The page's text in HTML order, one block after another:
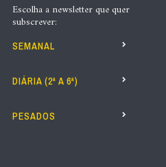
Escolha a newsletter que quer
subscrever:
SEMANAL
DIÁRIA (2ª A 6ª)
PESADOS